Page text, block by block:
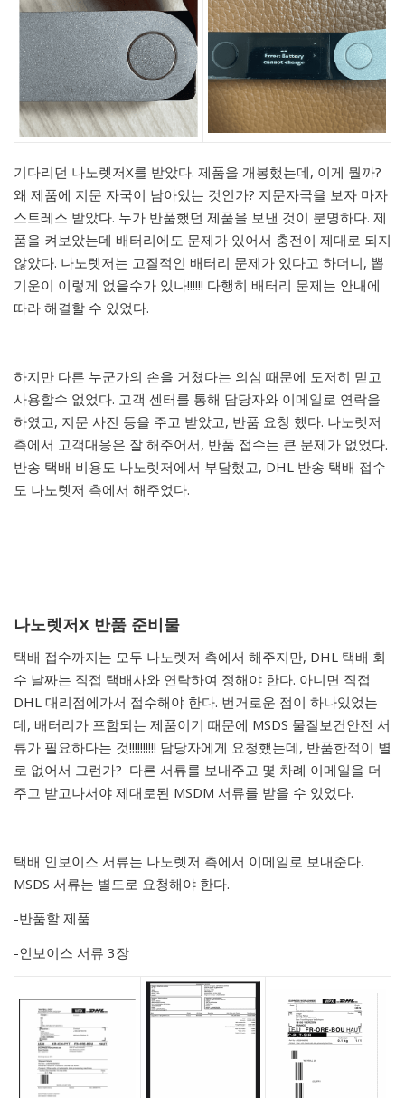
기다리던 나노렛저X를 받았다. 제품을 개봉했는데, 이게 뭘까?
왜 제품에 지문 자국이 남아있는 것인가? 지문자국을 보자 마자
스트레스 받았다. 누가 반품했던 제품을 보낸 것이 분명하다. 제
품을 켜보았는데 배터리에도 문제가 있어서 충전이 제대로 되지
않았다. 나노렛저는 고질적인 배터리 문제가 있다고 하더니, 뽑
기운이 이렇게 없을수가 있나!!!!!! 다행히 배터리 문제는 안내에
따라 해결할 수 있었다.
하지만 다른 누군가의 손을 거쳤다는 의심 때문에 도저히 믿고
사용할수 없었다. 고객 센터를 통해 담당자와 이메일로 연락을
하였고, 지문 사진 등을 주고 받았고, 반품 요청 했다. 나노렛저
측에서 고객대응은 잘 해주어서, 반품 접수는 큰 문제가 없었다.
반송 택배 비용도 나노렛저에서 부담했고, DHL 반송 택배 접수
도 나노렛저 측에서 해주었다.
나노렛저X 반품 준비물
택배 접수까지는 모두 나노렛저 측에서 해주지만, DHL 택배 회
수 날짜는 직접 택배사와 연락하여 정해야 한다. 아니면 직접
DHL 대리점에가서 접수해야 한다. 번거로운 점이 하나있었는
데, 배터리가 포함되는 제품이기 때문에 MSDS 물질보건안전 서
류가 필요하다는 것!!!!!!!!!! 담당자에게 요청했는데, 반품한적이 별
로 없어서 그런가? 다른 서류를 보내주고 몇 차례 이메일을 더
주고 받고나서야 제대로된 MSDM 서류를 받을 수 있었다.
택배 인보이스 서류는 나노렛저 측에서 이메일로 보내준다.
MSDS 서류는 별도로 요청해야 한다.
-반품할 제품
-인보이스 서류 3장